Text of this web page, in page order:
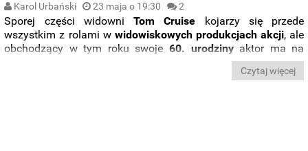
Karol Urbański 23 maja o 19:30 2
Sporej części widowniTom Cruise kojarzy się przede
wszystkim z rolami w widowiskowych produkcjach akcji, ale
obchodzący w tym roku swoje 60. urodzinyaktor ma na
wiele dramatycznych kreacji, za które
trzy nominacje do Oscara. Które role
Czytaj więcej